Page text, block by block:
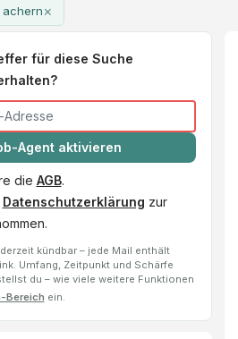
achern×
für diese Suche
Agent aktivieren
die AGB.
Datenschutzerklärung zur
kündbar – jede Mail enthält
Umfang, Zeitpunkt und Schärfe
du – wie viele weitere Funktionen
Bereich ein.